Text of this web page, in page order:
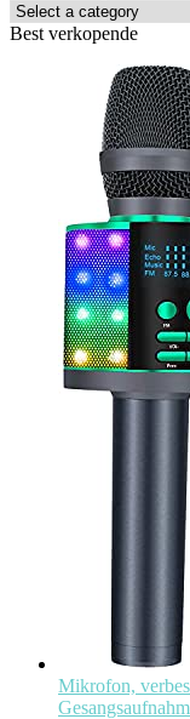
Best verkopende
Mikrofon,